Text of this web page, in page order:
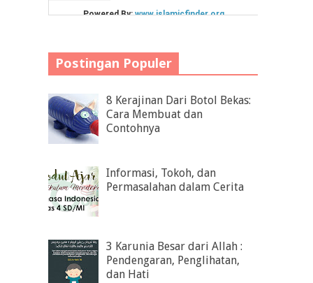
Postingan Populer
8 Kerajinan Dari Botol Bekas:
Cara Membuat dan
Contohnya
Informasi, Tokoh, dan
Permasalahan dalam Cerita
3 Karunia Besar dari Allah :
Pendengaran, Penglihatan,
dan Hati